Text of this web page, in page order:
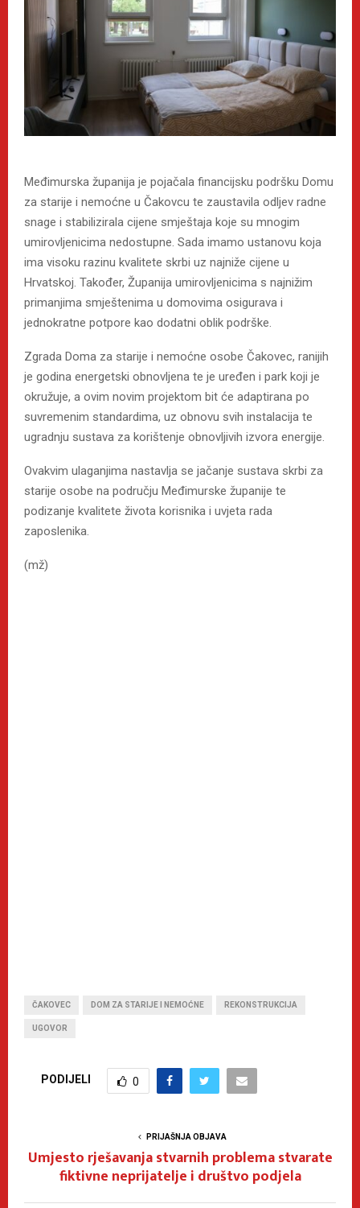
Međimurska županija je pojačala financijsku podršku Domu
za starije i nemoćne u Čakovcu te zaustavila odljev radne
snage i stabilizirala cijene smještaja koje su mnogim
umirovljenicima nedostupne. Sada imamo ustanovu koja
ima visoku razinu kvalitete skrbi uz najniže cijene u
Hrvatskoj. Također, Županija umirovljenicima s najnižim
primanjima smještenima u domovima osigurava i
jednokratne potpore kao dodatni oblik podrške.
Zgrada Doma za starije i nemoćne osobe Čakovec, ranijih
je godina energetski obnovljena te je uređen i park koji je
okružuje, a ovim novim projektom bit će adaptirana po
suvremenim standardima, uz obnovu svih instalacija te
ugradnju sustava za korištenje obnovljivih izvora energije.
Ovakvim ulaganjima nastavlja se jačanje sustava skrbi za
starije osobe na području Međimurske županije te
podizanje kvalitete života korisnika i uvjeta rada
zaposlenika.
(mž)
ČAKOVEC DOM ZA STARIJE I NEMOĆNE REKONSTRUKCIJA
UGOVOR
PODIJELI 0
PRIJAŠNJA OBJAVA
Umjesto rješavanja stvarnih problema stvarate
fiktivne neprijatelje i društvo podjela